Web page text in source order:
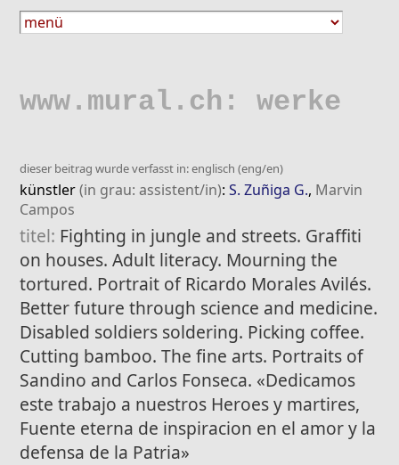
www.mural.ch: werke
dieser beitrag wurde verfasst in: englisch (eng/en)
künstler(in grau: assistent/in):S. Zuñiga G., Marvin
Campos
titel: Fighting in jungle and streets. Graffiti
on houses. Adult literacy. Mourning the
tortured. Portrait of Ricardo Morales Avilés.
Better future through science and medicine.
Disabled soldiers soldering. Picking coffee.
Cutting bamboo. The fine arts. Portraits of
Sandino and Carlos Fonseca. «Dedicamos
este trabajo a nuestros Heroes y martires,
Fuente eterna de inspiracion en el amor y la
defensa de la Patria»